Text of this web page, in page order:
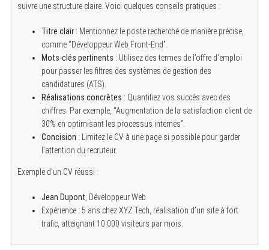
suivre une structure claire. Voici quelques conseils pratiques :
Titre clair: Mentionnez le poste recherché de manière précise,
comme “Développeur Web Front-End”.
Mots-clés pertinents : Utilisez des termes de l’offre d’emploi
pour passer les filtres des systèmes de gestion des
candidatures (ATS).
Réalisations concrètes : Quantifiez vos succès avec des
chiffres. Par exemple, “Augmentation de la satisfaction client de
30% en optimisant les processus internes”.
Concision : Limitez le CV à une page si possible pour garder
l’attention du recruteur.
Exemple d’un CV réussi :
Jean Dupont , Développeur Web
Expérience : 5 ans chez XYZ Tech, réalisation d’un site à fort
trafic, atteignant 10 000 visiteurs par mois.